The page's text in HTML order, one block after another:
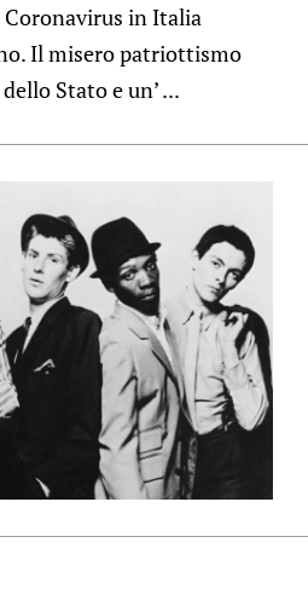
Coronavirus in Italia
Il misero patriottismo
Stato e un’ ...